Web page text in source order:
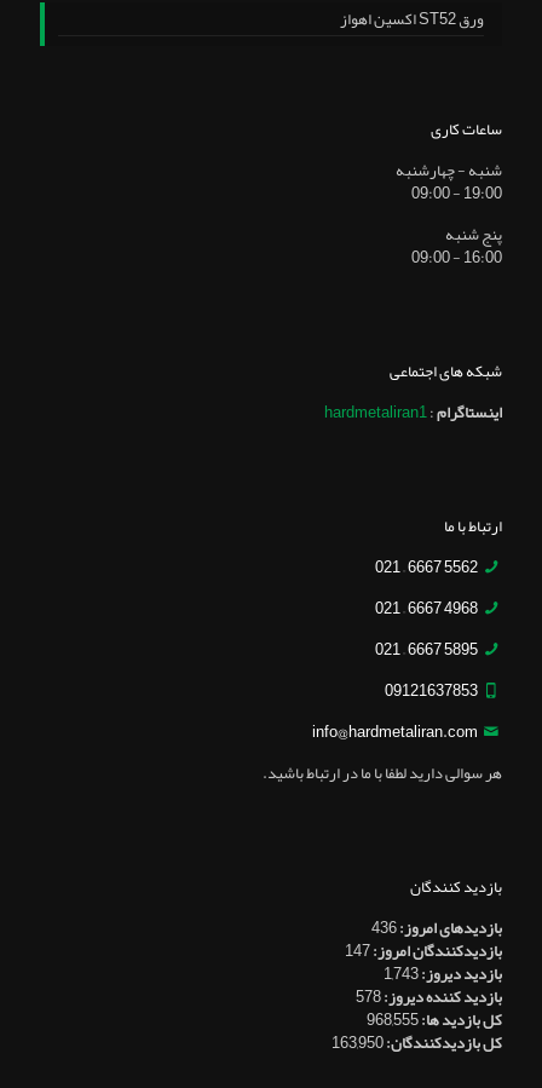
ورق ST52 اکسین اهواز
ساعات کاری
شنبه - چهارشنبه
19:00 - 09:00
پنج شنبه
16:00 - 09:00
شبکه های اجتماعی
اینستاگرام:
hardmetaliran1
ارتباط با ما
5562 6667 – 021
4968 6667 – 021
5895 6667 – 021
09121637853
info@hardmetaliran.com
هر سوالی دارید لطفا با ما در ارتباط باشید.
بازدید کنندگان
بازدیدهای امروز:436
بازدیدکنندگان امروز:147
بازدید دیروز:1,743
بازدید کننده دیروز:578
کل بازدید ها:968,555
کل بازدیدکنند‌گان:163,950